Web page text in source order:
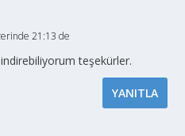
21:13 de
teşekürler.
YANITLA